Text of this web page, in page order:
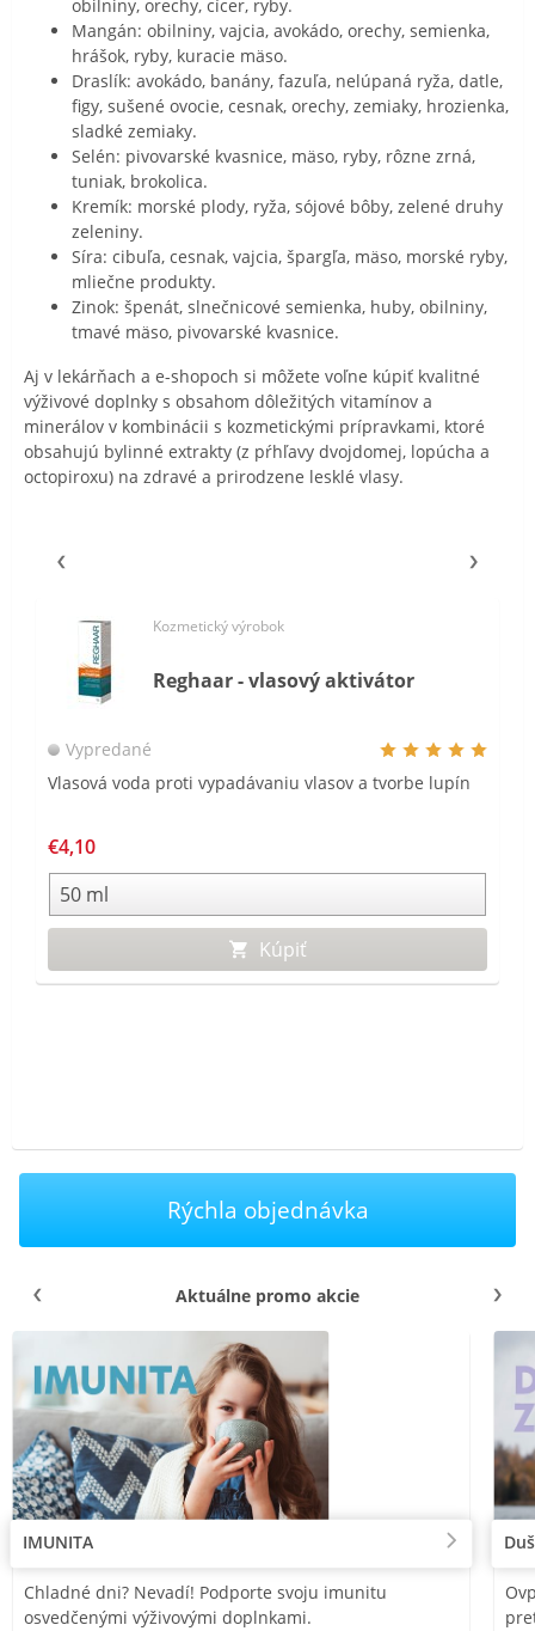
obilniny, orechy, cícer, ryby.
Mangán: obilniny, vajcia, avokádo, orechy, semienka,
hrášok, ryby, kuracie mäso.
Draslík: avokádo, banány, fazuľa, nelúpaná ryža, datle,
figy, sušené ovocie, cesnak, orechy, zemiaky, hrozienka,
sladké zemiaky.
Selén: pivovarské kvasnice, mäso, ryby, rôzne zrná,
tuniak, brokolica.
Kremík: morské plody, ryža, sójové bôby, zelené druhy
zeleniny.
Síra: cibuľa, cesnak, vajcia, špargľa, mäso, morské ryby,
mliečne produkty.
Zinok: špenát, slnečnicové semienka, huby, obilniny,
tmavé mäso, pivovarské kvasnice.
Aj v lekárňach a e-shopoch si môžete voľne kúpiť kvalitné
výživové doplnky s obsahom dôležitých vitamínov a
minerálov v kombinácii s kozmetickými prípravkami, ktoré
obsahujú bylinné extrakty (z pŕhľavy dvojdomej, lopúcha a
octopiroxu) na zdravé a prirodzene lesklé vlasy.
Kozmetický výrobok
Reghaar - vlasový aktivátor
Vypredané
Vlasová voda proti vypadávaniu vlasov a tvorbe lupín
€4,10
Kúpiť
Rýchla objednávka
Aktuálne promo akcie
IMUNITA
Chladné dni? Nevadí! Podporte svoju imunitu
osvedčenými výživovými doplnkami.